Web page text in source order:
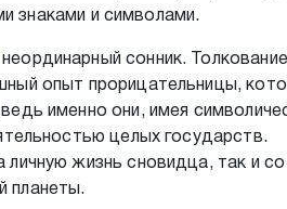
знаками и символами.
сонник.
опыт прорицательницы,
именно они, имея
целых государств.
личную жизнь сновидца, так и со
планеты.